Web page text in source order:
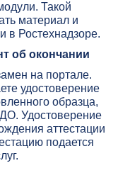
Такой
материал и
в Ростехнадзоре.
об окончании
на портале.
удостоверение
образца,
Удостоверение
аттестации
подается